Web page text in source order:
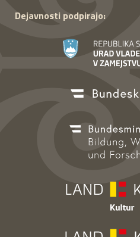
Dejavnosti podpirajo: